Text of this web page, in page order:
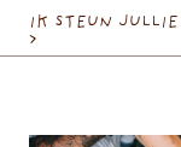
IK STEUN JULLIE
>